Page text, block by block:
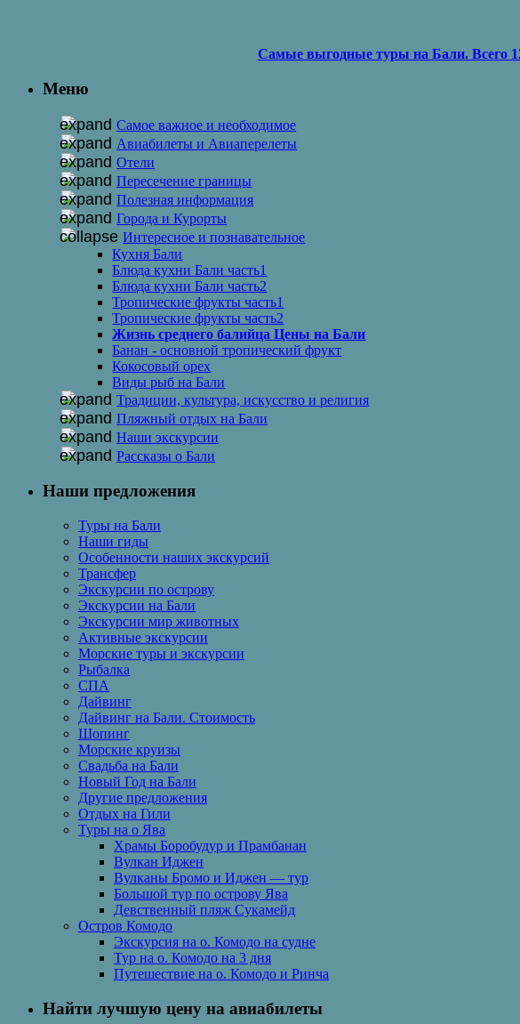
Самые выгодные туры на Бали. Всего
Меню
Самое важное и необходимое
Авиабилеты и Авиаперелеты
Отели
Пересечение границы
Полезная информация
Города и Курорты
Интересное и познавательное
Кухня Бали
Блюда кухни Бали часть1
Блюда кухни Бали часть2
Тропические фрукты часть1
Тропические фрукты часть2
Жизнь среднего балийца Цены на Бали
Банан - основной тропический фрукт
Кокосовый орех
Виды рыб на Бали
Традиции, культура, искусство и религия
Пляжный отдых на Бали
Наши экскурсии
Рассказы о Бали
Наши предложения
Туры на Бали
Наши гиды
Особенности наших экскурсий
Трансфер
Экскурсии по острову
Экскурсии на Бали
Экскурсии мир животных
Активные экскурсии
Морские туры и экскурсии
Рыбалка
СПА
Дайвинг
Дайвинг на Бали. Стоимость
Шопинг
Морские круизы
Свадьба на Бали
Новый Год на Бали
Другие предложения
Отдых на Гили
Туры на о Ява
Храмы Боробудур и Прамбанан
Вулкан Иджен
Вулканы Бромо и Иджен — тур
Большой тур по острову Ява
Девственный пляж Сукамейд
Остров Комодо
Экскурсия на о. Комодо на судне
Тур на о. Комодо на 3 дня
Путешествие на о. Комодо и Ринча
Найти лучшую цену на авиабилеты